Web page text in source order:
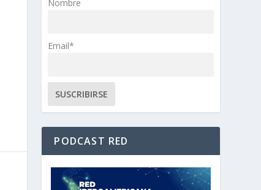
Nombre
Email*
PODCAST RED